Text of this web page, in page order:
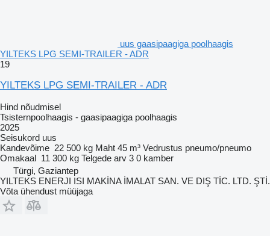
uus gaasipaagiga poolhaagis
YILTEKS LPG SEMI-TRAILER - ADR
19
YILTEKS LPG SEMI-TRAILER - ADR
Hind nõudmisel
Tsisternpoolhaagis - gaasipaagiga poolhaagis
2025
Seisukord uus
Kandevõime 22 500 kg Maht 45 m³ Vedrustus pneumo/pneumo
Omakaal 11 300 kg Telgede arv 3 0 kamber
Türgi, Gaziantep
YILTEKS ENERJI ISI MAKİNA İMALAT SAN. VE DIŞ TİC. LTD. ŞTİ.
Võta ühendust müüjaga